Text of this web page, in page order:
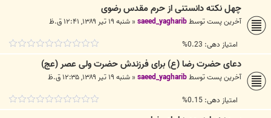
چهل نکته دانستنی از حرم مقدس رضوی
آخرین پست توسطsaeed_yagharib
« شنبه ۱۹ تیر ۱۳۸۹, ۱۲:۴۱ ق.ظ
امتیاز دهی: 0.23%
دعای حضرت رضا (ع) برای فرزندش حضرت ولی عصر (عج)
آخرین پست توسطsaeed_yagharib
« شنبه ۱۹ تیر ۱۳۸۹, ۱۲:۳۵ ق.ظ
امتیاز دهی: 0.15%